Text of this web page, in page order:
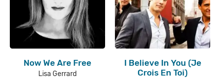
Now We Are Free
Lisa Gerrard
I Believe In You (Je
Crois En Toi)